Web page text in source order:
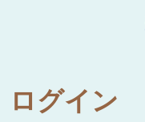
ログイン